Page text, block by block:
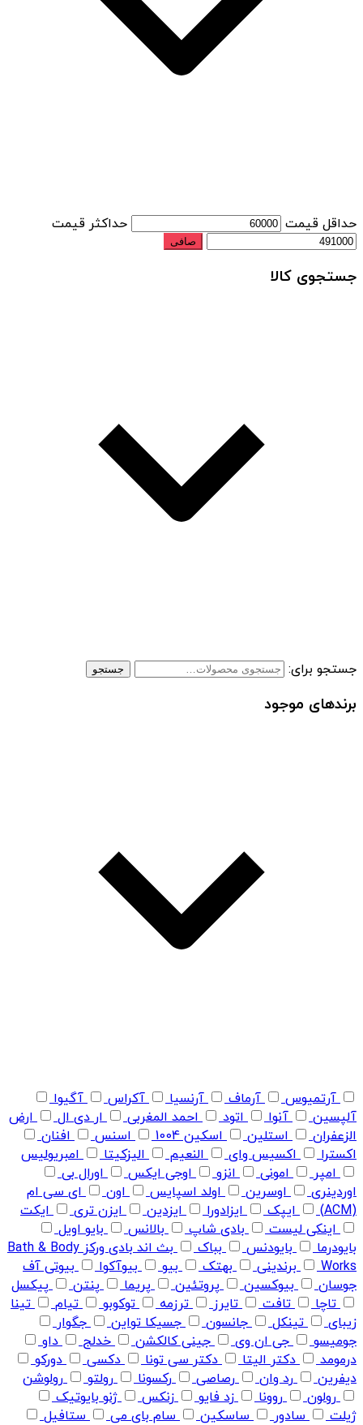
حداقل قیمت حداكثر قيمت
صافی
جستجوی کالا
جستجو برای: جستجو
برندهای موجود
آرتمیوس آرماف آرنسیا آکراس
آگیوا
آلپسین
آنوا اتود احمد المغربی ار دی ال
ارض
الزعفران
استلین اسکین 1004 اسنس
افنان
اکسترا
اکسیس وای النعیم الیزکیتا
امبریولیس
امپر
امونی انزو اوجی ایکس
اورال بی
اوردینری
اوسرین اولد اسپایس اون
ای سی ام
(ACM)
ایپک ایزادورا ایزدین ایزن تری
ایکت
اینکی لیست
بادی شاپ بالانس
بایو اویل
بایودرما
بایودنس بباک
بث اند بادی ورکز Bath & Body
Works
برندینی بهتک بیو بیوآکوا
بیوتی آف
جوسان
بیوکسین پروتئین پریما پنتن
پیکسل
تاچا
تافت تایرز ترزمه توکوبو تیام
تینا
زیبای
تینکل جانسون جسیکا تواین
جگوار
جومیسو
جی ان وی جینی کالکشن خدلج
داو
درمومد
دکتر الیتا دکتر سی تونا دکسی
دورکو
دیفرین
رد وان رصاصی رکسونا رولتو
رولوشن
رولون
روونا زد فایو زنکس
ژنو بایوتیک
ژیلت
سادور ساسکین سام بای می ستافیل